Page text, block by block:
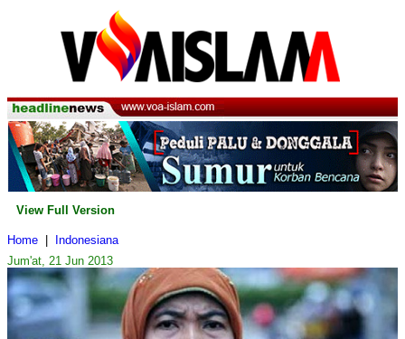
View Full Version
Home
Indonesiana
Jum'at, 21 Jun 2013